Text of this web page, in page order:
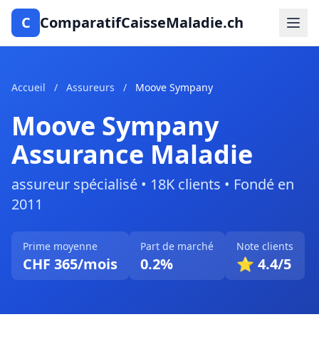
C ComparatifCaisseMaladie.ch
Accueil / Assureurs / Moove Sympany
Moove Sympany
Assurance Maladie
assureur spécialisé • 18K clients • Fondé en
2011
Prime moyenne
CHF 365/mois
Part de marché
0.2%
Note clients
⭐ 4.4/5